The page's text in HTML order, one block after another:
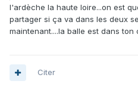
l'ardèche la haute loire...on est
partager si ça va dans les deux
maintenant....la balle est dans ton
Citer